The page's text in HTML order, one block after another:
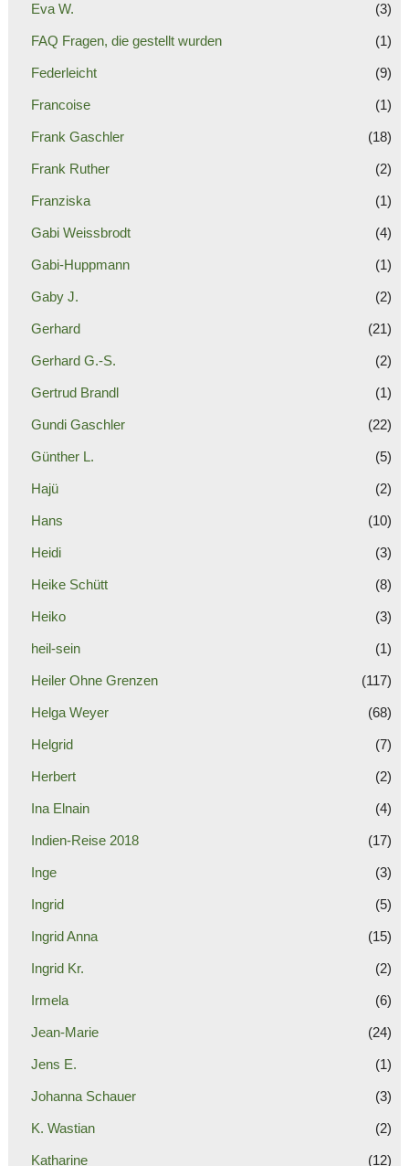
Eva W. (3)
FAQ Fragen, die gestellt wurden (1)
Federleicht (9)
Francoise (1)
Frank Gaschler (18)
Frank Ruther (2)
Franziska (1)
Gabi Weissbrodt (4)
Gabi-Huppmann (1)
Gaby J. (2)
Gerhard (21)
Gerhard G.-S. (2)
Gertrud Brandl (1)
Gundi Gaschler (22)
Günther L. (5)
Hajü (2)
Hans (10)
Heidi (3)
Heike Schütt (8)
Heiko (3)
heil-sein (1)
Heiler Ohne Grenzen (117)
Helga Weyer (68)
Helgrid (7)
Herbert (2)
Ina Elnain (4)
Indien-Reise 2018 (17)
Inge (3)
Ingrid (5)
Ingrid Anna (15)
Ingrid Kr. (2)
Irmela (6)
Jean-Marie (24)
Jens E. (1)
Johanna Schauer (3)
K. Wastian (2)
Katharine (12)